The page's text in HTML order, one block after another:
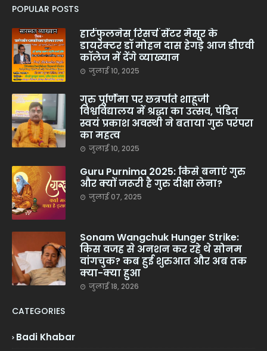
POPULAR POSTS
हार्टफुलनेस रिसर्च सेंटर मैसूर के
डायरेक्टर डॉ मोहन दास हेगड़े आज डीएवी
कॉलेज में देंगे व्याख्यान
जुलाई 10, 2025
गुरु पूर्णिमा पर छत्रपति शाहूजी
विश्वविद्यालय में श्रद्धा का उत्सव, पंडित
स्वयं प्रकाश अवस्थी ने बताया गुरु परंपरा
का महत्व
जुलाई 10, 2025
Guru Purnima 2025: किसे बनाएं गुरु
और क्यों जरूरी है गुरु दीक्षा लेना?
जुलाई 07, 2025
Sonam Wangchuk Hunger Strike:
किस वजह से अनशन कर रहे थे सोनम
वांगचुक? कब हुई शुरुआत और अब तक
क्या-क्या हुआ
जुलाई 18, 2026
CATEGORIES
Badi Khabar